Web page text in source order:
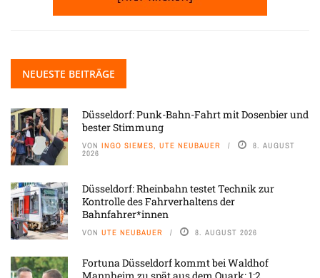
NEUESTE BEITRÄGE
Düsseldorf: Punk-Bahn-Fahrt mit Dosenbier und
bester Stimmung
VON INGO SIEMES, UTE NEUBAUER 8. AUGUST
2026
Düsseldorf: Rheinbahn testet Technik zur
Kontrolle des Fahrverhaltens der
Bahnfahrer*innen
VON UTE NEUBAUER 8. AUGUST 2026
Fortuna Düsseldorf kommt bei Waldhof